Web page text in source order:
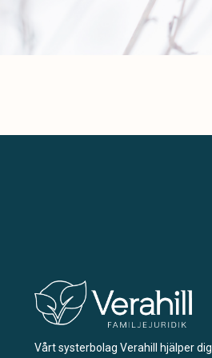
Vårt systerbolag Verahill hjälper dig